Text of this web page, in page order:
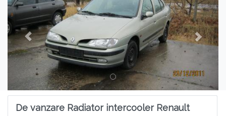
De vanzare Radiator intercooler Renault